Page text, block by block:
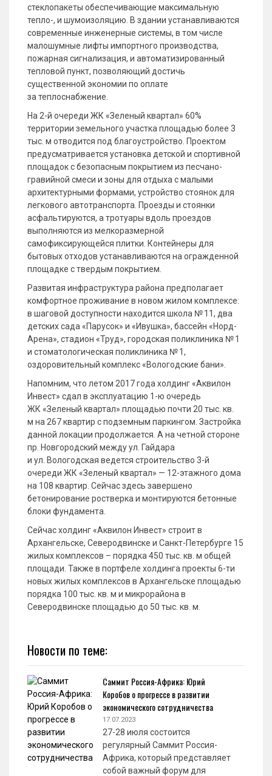
стеклопакеты обеспечивающие максимальную
тепло-, и шумоизоляцию. В здании устанавливаются
современные инженерные системы, в том числе
малошумные лифты импортного производства,
пожарная сигнализация, и автоматизированный
тепловой пункт, позволяющий достичь
существенной экономии по оплате
за теплоснабжение.
На 2-й очереди ЖК «Зеленый квартал» 60%
территории земельного участка площадью более 3
тыс. м отводится под благоустройство. Проектом
предусматривается установка детской и спортивной
площадок с безопасным покрытием из песчано-
гравийной смеси и зоны для отдыха с малыми
архитектурными формами, устройство стоянок для
легкового автотранспорта. Проезды и стоянки
асфальтируются, а тротуары вдоль проездов
выполняются из мелкоразмерной
самофиксирующейся плитки. Контейнеры для
бытовых отходов устанавливаются на огражденной
площадке с твердым покрытием.
Развитая инфраструктура района предполагает
комфортное проживание в новом жилом комплексе:
в шаговой доступности находится школа № 11, два
детских сада «Парусок» и «Ивушка», бассейн «Норд-
Арена», стадион «Труд», городская поликлиника № 1
и стоматологическая поликлиника № 1,
оздоровительный комплекс «Вологодские бани».
Напомним, что летом 2017 года холдинг «Аквилон
Инвест» сдал в эксплуатацию 1-ю очередь
ЖК «Зеленый квартал» площадью почти 20 тыс. кв.
м на 267 квартир с подземным паркингом. Застройка
данной локации продолжается. А на четной стороне
пр. Новгородский между ул. Гайдара
и ул. Вологодская ведется строительство 3-й
очереди ЖК «Зеленый квартал» — 12-этажного дома
на 108 квартир. Сейчас здесь завершено
бетонирование ростверка и монтируются бетонные
блоки фундамента.
Сейчас холдинг «Аквилон Инвест» строит в
Архангельске, Северодвинске и Санкт-Петербурге 15
жилых комплексов – порядка 450 тыс. кв. м общей
площади. Также в портфеле холдинга проекты 6-ти
новых жилых комплексов в Архангельске площадью
порядка 100 тыс. кв. м и микрорайона в
Северодвинске площадью до 50 тыс. кв. м.
Новости по теме:
Саммит Россия-Африка: Юрий
Коробов о прогрессе в развитии
экономического сотрудничества
17.07.2023
27-28 июля состоится
регулярный Саммит Россия-
Африка, который представляет
собой важный форум для